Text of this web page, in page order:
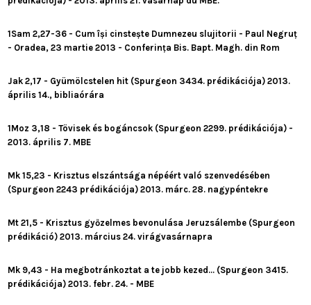
1Sam 2,27-36 - Cum își cinstește Dumnezeu slujitorii - Paul Negruț
- Oradea, 23 martie 2013 - Conferința Bis. Bapt. Magh. din Rom
Jak 2,17 - Gyümölcstelen hit (Spurgeon 3434. prédikációja) 2013.
április 14., bibliaórára
1Moz 3,18 - Tövisek és bogáncsok (Spurgeon 2299. prédikációja) -
2013. április 7. MBE
Mk 15,23 - Krisztus elszántsága népéért való szenvedésében
(Spurgeon 2243 prédikációja) 2013. márc. 28. nagypéntekre
Mt 21,5 - Krisztus győzelmes bevonulása Jeruzsálembe (Spurgeon
prédikáció) 2013. március 24. virágvasárnapra
Mk 9,43 - Ha megbotránkoztat a te jobb kezed... (Spurgeon 3415.
prédikációja) 2013. febr. 24. - MBE